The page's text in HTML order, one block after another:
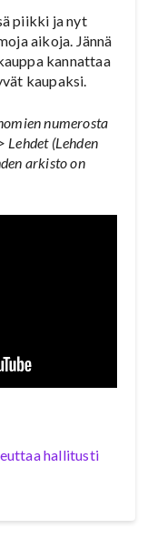
piikki ja nyt
aikoja. Jännä
kannattaa
kaupaksi.
numerosta
Lehdet (Lehden
arkisto on
hallitusti